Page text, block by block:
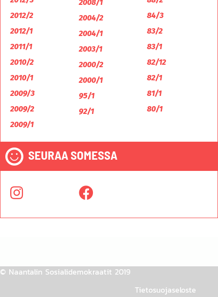
2012/2
2012/1
2011/1
2010/2
2010/1
2009/3
2009/2
2009/1
2008/1
2004/2
2004/1
2003/1
2000/2
2000/1
95/1
92/1
84/3
83/2
83/1
82/12
82/1
81/1
80/1
SEURAA SOMESSA
© Naantalin Sosialidemokraatit 2019
Tietosuojaseloste